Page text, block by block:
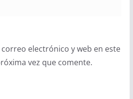
electrónico y web en este
vez que comente.